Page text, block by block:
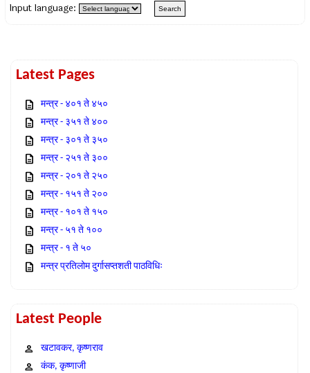
Input language:
Latest Pages
मन्त्र - ४०१ ते ४५०
मन्त्र - ३५१ ते ४००
मन्त्र - ३०१ ते ३५०
मन्त्र - २५१ ते ३००
मन्त्र - २०१ ते २५०
मन्त्र - १५१ ते २००
मन्त्र - १०१ ते १५०
मन्त्र - ५१ ते १००
मन्त्र - १ ते ५०
मन्त्र प्रतिलोम दुर्गासप्तशती पाठविधिः
Latest People
खटावकर, कृष्णराव
कंक, कृष्णाजी